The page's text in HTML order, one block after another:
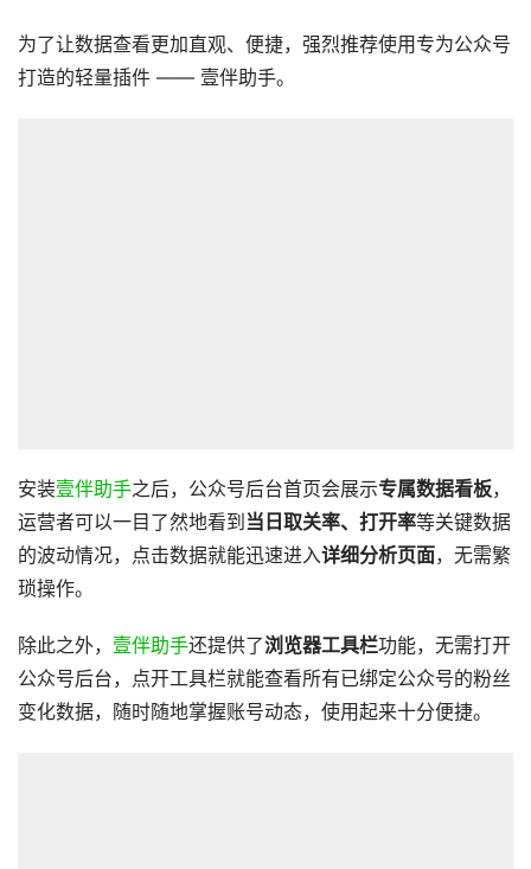
为了让数据查看更加直观、便捷，强烈推荐使用专为公众号
打造的轻量插件 —— 壹伴助手。
安装壹伴助手之后，公众号后台首页会展示专属数据看板，
运营者可以一目了然地看到 当日取关率、打开率等关键数据
的波动情况，点击数据就能迅速进入详细分析页面，无需繁
琐操作。
除此之外， 壹伴助手还提供了浏览器工具栏功能，无需打开
公众号后台，点开工具栏就能查看所有已绑定公众号的粉丝
变化数据，随时随地掌握账号动态，使用起来十分便捷。